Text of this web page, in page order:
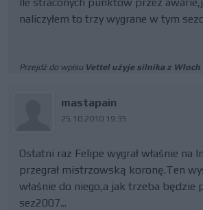
naliczyłem to trzy wygrane w tym
Przejdź do wpisu Vettel użyje silnika z
mastapain
25.10.2010 19:35
Ostatni raz Felipe wygrał właśnie na
przegrał mistrzowską koronę.Ten
właśnie do niego,a jak trzeba będzie
sez2007...